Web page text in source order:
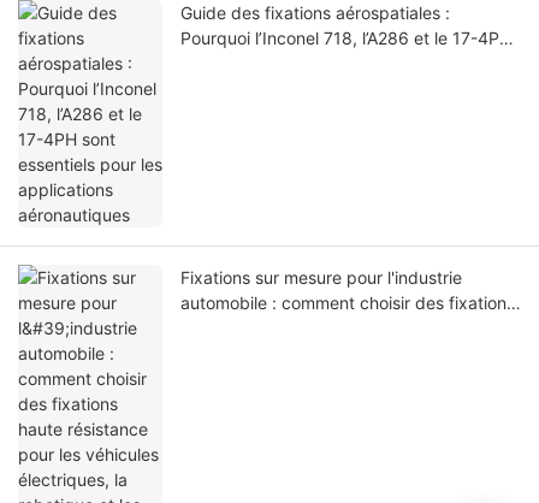
Guide des fixations aérospatiales :
Pourquoi l’Inconel 718, l’A286 et le 17-4PH
Fixations sur mesure pour l'industrie
automobile : comment choisir des fixations